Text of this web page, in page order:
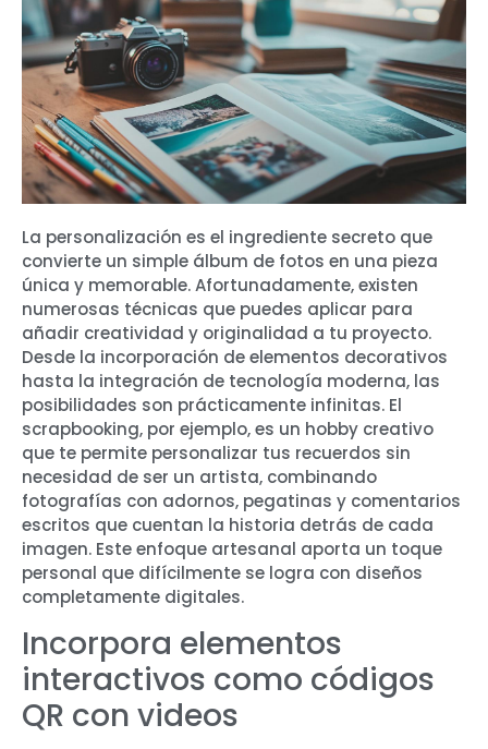
La personalización es el ingrediente secreto que
convierte un simple álbum de fotos en una pieza
única y memorable. Afortunadamente, existen
numerosas técnicas que puedes aplicar para
añadir creatividad y originalidad a tu proyecto.
Desde la incorporación de elementos decorativos
hasta la integración de tecnología moderna, las
posibilidades son prácticamente infinitas. El
scrapbooking, por ejemplo, es un hobby creativo
que te permite personalizar tus recuerdos sin
necesidad de ser un artista, combinando
fotografías con adornos, pegatinas y comentarios
escritos que cuentan la historia detrás de cada
imagen. Este enfoque artesanal aporta un toque
personal que difícilmente se logra con diseños
completamente digitales.
Incorpora elementos
interactivos como códigos
QR con videos